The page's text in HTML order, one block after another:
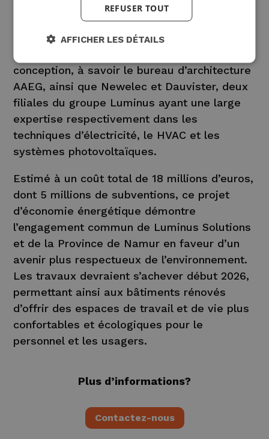
Les travaux seront réalisés avec des
partenaires locaux, qui nous ont aussi
conception, à savoir le bureau d’architecture
AAEG, ainsi que Newelec et Dauvister, deux
filiales du groupe Luminus ayant une large
expertise respectivement dans les
techniques d’électricité, le HVAC et les
systèmes photovoltaïques.
Estimé à un coût total de 18 millions d’euros,
dont 5 millions de subventions, ce projet
d’économie énergétique démontre
l’engagement commun de Luminus Solutions
et de la Province de Namur en faveur d’un
avenir plus respectueux de l’environnement.
Les travaux devraient s’achever début 2026,
permettant ainsi aux bâtiments rénovés
d’offrir des espaces de travail et de vie plus
confortables et écologiques pour le
personnel et les usagers.
Plus d’informations?
Contactez-nous
REFUSER TOUT
AFFICHER LES DÉTAILS